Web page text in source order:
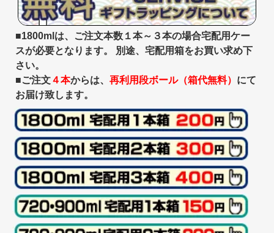
■1800mlは、ご注文本数１本～３本の場合宅配用ケー
スが必要となります。 別途、宅配用箱をお買い求め下
さい。
■ご注文４本からは、 再利用段ボール（箱代無料） にて
お届け致します。